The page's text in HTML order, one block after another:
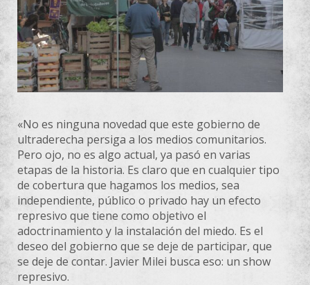
«No es ninguna novedad que este gobierno de
ultraderecha persiga a los medios comunitarios.
Pero ojo, no es algo actual, ya pasó en varias
etapas de la historia. Es claro que en cualquier tipo
de cobertura que hagamos los medios, sea
independiente, público o privado hay un efecto
represivo que tiene como objetivo el
adoctrinamiento y la instalación del miedo. Es el
deseo del gobierno que se deje de participar, que
se deje de contar. Javier Milei busca eso: un show
represivo.